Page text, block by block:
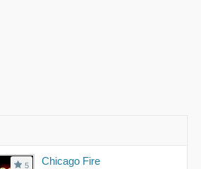
5
Chicago Fire